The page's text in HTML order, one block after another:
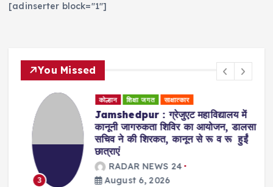
[adinserter block="1"]
You Missed
कोल्हान शिक्षा जगत साक्षात्कार
Jamshedpur : ग्रेजुएट महाविद्यालय में
कानूनी जागरुकता शिविर का आयोजन, डालसा
सचिव ने की शिरकत, कानून से रू व रू हुईं
छात्राएं
RADAR NEWS 24
August 6, 2026